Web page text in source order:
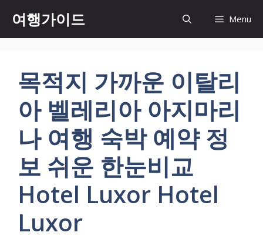
츠
여행가이드 Menu
목적지 가까운 이탈리
아 벨레리아 아지마리
나 여행 숙박 예약 정
보 쉬운 한눈비교
Hotel Luxor Hotel
Luxor